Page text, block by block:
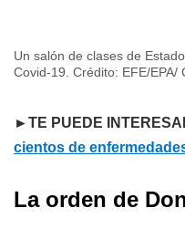
Un salón de clases de
Covid-19. Crédito: EFE/EPA/
►TE PUEDE
cientos de
La orden de